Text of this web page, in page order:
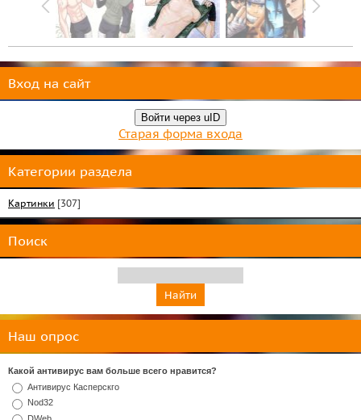
Вход на сайт
Войти через uID
Старая форма входа
Категории раздела
Картинки [307]
Поиск
Наш опрос
Какой антивирус вам больше всего нравится?
Антивирус Касперскго
Nod32